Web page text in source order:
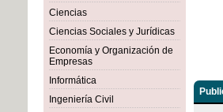
Ciencias
Ciencias Sociales y Jurídicas
Economía y Organización de
Empresas
Informática
Ingeniería Civil